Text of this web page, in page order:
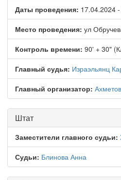
Даты проведения: 17.04.2024
Место проведения: ул
Контроль времени: 90' + 30"
Главный судья: Израэльянц
Главный организатор:
Штат
Заместители главного судьи:
Судьи: Блинова Анна